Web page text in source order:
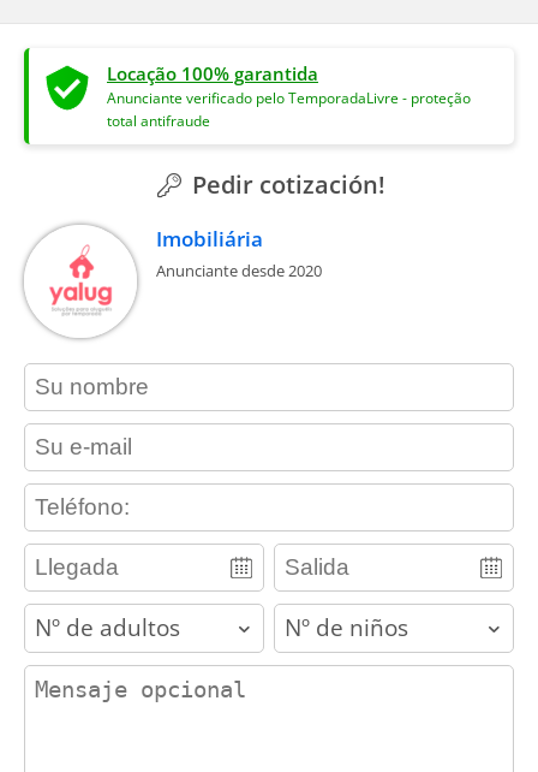
Locação 100% garantida
Anunciante verificado pelo TemporadaLivre - proteção
total antifraude
Pedir cotización!
Imobiliária
Anunciante desde 2020
contact_name
contact_email
contact_phone
adults children
contact_message